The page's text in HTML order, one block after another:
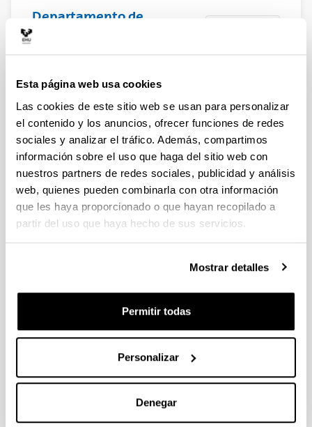
Esta página web usa cookies
Las cookies de este sitio web se usan para personalizar
el contenido y los anuncios, ofrecer funciones de redes
sociales y analizar el tráfico. Además, compartimos
información sobre el uso que haga del sitio web con
nuestros partners de redes sociales, publicidad y análisis
web, quienes pueden combinarla con otra información
que les haya proporcionado o que hayan recopilado a
partir del uso que haya hecho de sus servicios.
Mostrar detalles
Permitir todas
Personalizar
Denegar
Departamento de
Derecho de la Empresa
Proyectos
DERECHO TRANSNACIONAL DEL
TRABAJO Y TRANSPORTE
Personal investigador:
Olga Fotinopoulou Basurco, Ana Isabel Zapirain
Bilbao, Koldo Gotzon Irurzun Ugalde, Elixabete
Biurrun Mancisidor, Juan Carlos Benito-Butrón Ochoa,
Romero, María Gorrochategui Polo
desde 2022 hasta 2025
Entidad financiadora:
Importe total:
Enlace con información adicional: